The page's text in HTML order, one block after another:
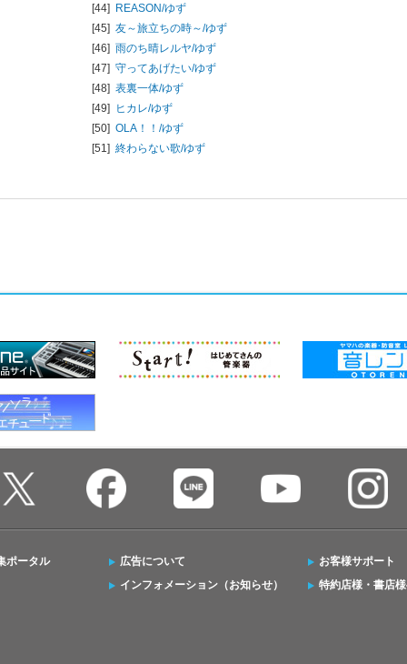
[44] REASON/ゆず
[45] 友～旅立ちの時～/ゆず
[46] 雨のち晴レルヤ/ゆず
[47] 守ってあげたい/ゆず
[48] 表裏一体/ゆず
[49] ヒカレ/ゆず
[50] OLA！！/ゆず
[51] 終わらない歌/ゆず
ポータル
広告について
インフォメーション（お知らせ）
お客様サポート
特約店様・書店